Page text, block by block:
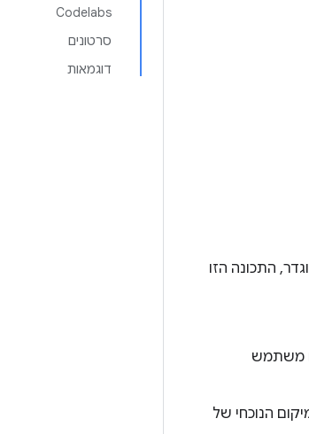
Codelabs
סרטונים
דוגמאות
התכונה הזו
משתמש
הנוכחי של